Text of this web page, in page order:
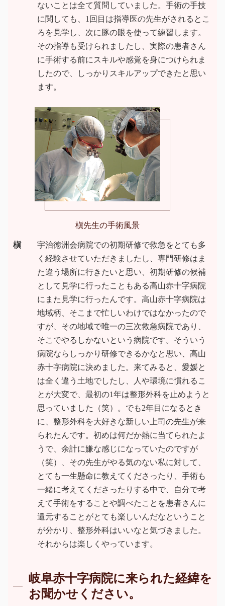
ないことは全て質問していました。手術の手技
に関しても、1回目は指導医の先生がされるとこ
ろを見学し、次に豚の眼を使って練習します。
その指導も受けられましたし、実際の患者さん
に手術する前にスキルや感覚を身につけられま
したので、しっかりスキルアップできたと思い
ます。
槇先生の手術風景
槇
宇治徳洲会病院での初期研修で救急をとても多
く経験させていただきましたし、専門研修はま
た違う場所に行きたいと思い、初期研修の候補
として見学に行ったこともある高山赤十字病院
にまた見学に行ったんです。高山赤十字病院は
地域柄、そこまで忙しいわけではなかったので
すが、その地域で唯一の三次救急病院であり、
そこでやるしかないという病院です。そういう
病院ならしっかり研修できるかなと思い、高山
赤十字病院に決めました。来てみると、愛媛と
は全く違う土地でしたし、人や環境に慣れるこ
とが大変で、最初の1年は整形外科を止めようと
思っていました（笑）。でも2年目になるとき
に、整形外科を大好きな新しい上司の先生が来
られたんです。初めは何だか熱に当てられたよ
うで、余計に嫌な感じになっていたのですが
（笑）、その先生がやる気のない私に対して、
とても一生懸命に教えてくださったり、手術も
一緒に考えてくださったりする中で、自分で考
えて手術をすることや調べたことを患者さんに
還元することがとても楽しいんだなということ
が分かり、整形外科はいいなと気づきました。
それからは楽しくやっています。
岐阜赤十字病院に来られた経緯を
お聞かせください。